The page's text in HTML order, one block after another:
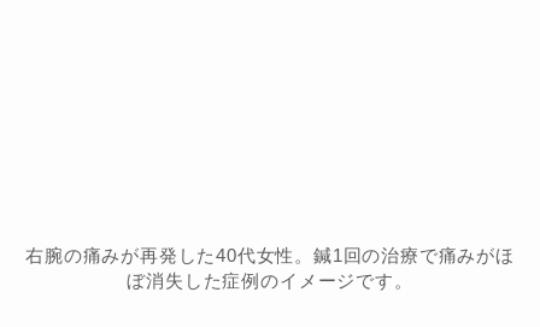
右腕の痛みが再発した40代女性。鍼1回の治療で痛みがほ
ぼ消失した症例のイメージです。